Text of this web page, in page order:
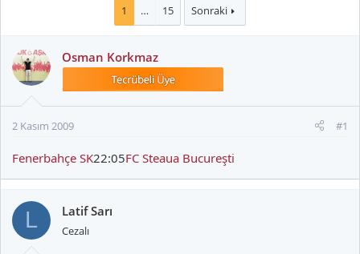
u
B
a
l
n
ş
l
n
g
ı
ç
r
h
1 … 15 Sonraki
Osman Korkmaz
2 Kasım 2009 #1
Fenerbahçe SK22:05FC Steaua Bucureşti
L Latif Sarı
Cezalı